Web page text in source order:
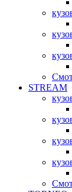
STREAM